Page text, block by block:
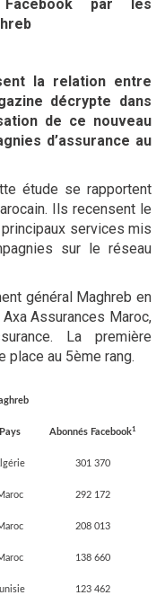
par les
la relation entre
décrypte dans
de ce nouveau
d’assurance au
étude se rapportent
Ils recensent le
services mis
sur le réseau
général Maghreb en
Assurances Maroc,
La première
place au 5ème rang.
Pays Abonnés Facebook1
301 370
292 172
208 013
138 660
123 462